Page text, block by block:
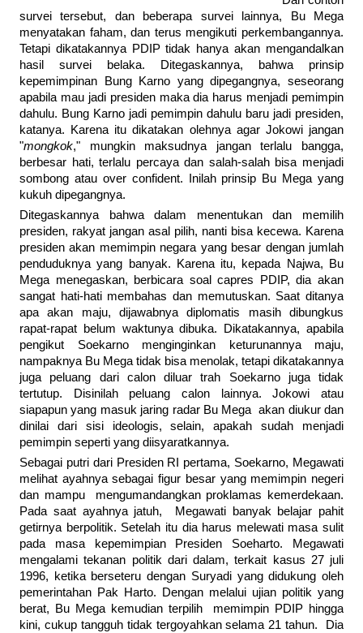
survei tersebut, dan beberapa survei lainnya, Bu Mega
menyatakan faham, dan terus mengikuti perkembangannya.
Tetapi dikatakannya PDIP tidak hanya akan mengandalkan
hasil survei belaka. Ditegaskannya, bahwa prinsip
kepemimpinan Bung Karno yang dipegangnya, seseorang
apabila mau jadi presiden maka dia harus menjadi pemimpin
dahulu. Bung Karno jadi pemimpin dahulu baru jadi presiden,
katanya. Karena itu dikatakan olehnya agar Jokowi jangan
"mongkok," mungkin maksudnya jangan terlalu bangga,
berbesar hati, terlalu percaya dan salah-salah bisa menjadi
sombong atau over confident. Inilah prinsip Bu Mega yang
kukuh dipegangnya.
Ditegaskannya bahwa dalam menentukan dan memilih
presiden, rakyat jangan asal pilih, nanti bisa kecewa. Karena
presiden akan memimpin negara yang besar dengan jumlah
penduduknya yang banyak. Karena itu, kepada Najwa, Bu
Mega menegaskan, berbicara soal capres PDIP, dia akan
sangat hati-hati membahas dan memutuskan. Saat ditanya
apa akan maju, dijawabnya diplomatis masih dibungkus
rapat-rapat belum waktunya dibuka. Dikatakannya, apabila
pengikut Soekarno menginginkan keturunannya maju,
nampaknya Bu Mega tidak bisa menolak, tetapi dikatakannya
juga peluang dari calon diluar trah Soekarno juga tidak
tertutup. Disinilah peluang calon lainnya. Jokowi atau
siapapun yang masuk jaring radar Bu Mega akan diukur dan
dinilai dari sisi ideologis, selain, apakah sudah menjadi
pemimpin seperti yang diisyaratkannya.
Sebagai putri dari Presiden RI pertama, Soekarno, Megawati
melihat ayahnya sebagai figur besar yang memimpin negeri
dan mampu mengumandangkan proklamas kemerdekaan.
Pada saat ayahnya jatuh, Megawati banyak belajar pahit
getirnya berpolitik. Setelah itu dia harus melewati masa sulit
pada masa kepemimpian Presiden Soeharto. Megawati
mengalami tekanan politik dari dalam, terkait kasus 27 juli
1996, ketika berseteru dengan Suryadi yang didukung oleh
pemerintahan Pak Harto. Dengan melalui ujian politik yang
berat, Bu Mega kemudian terpilih memimpin PDIP hingga
kini, cukup tangguh tidak tergoyahkan selama 21 tahun. Dia